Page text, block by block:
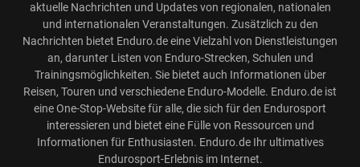
aktuelle Nachrichten und Updates von regionalen, nationalen
und internationalen Veranstaltungen. Zusätzlich zu den
Nachrichten bietet Enduro.de eine Vielzahl von Dienstleistungen
an, darunter Listen von Enduro-Strecken, Schulen und
Trainingsmöglichkeiten. Sie bietet auch Informationen über
Reisen, Touren und verschiedene Enduro-Modelle. Enduro.de ist
eine One-Stop-Website für alle, die sich für den Endurosport
interessieren und bietet eine Fülle von Ressourcen und
Informationen für Enthusiasten. Enduro.de Ihr ultimatives
Endurosport-Erlebnis im Internet.